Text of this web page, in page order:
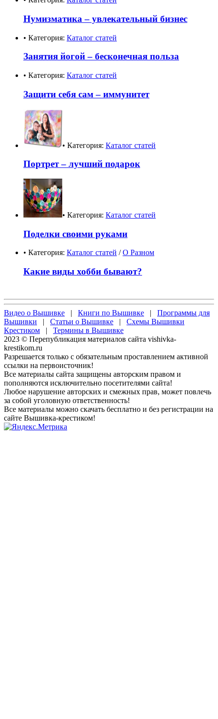
Нумизматика – увлекательный бизнес
• Категория: Каталог статей
Занятия йогой – бесконечная польза
• Категория: Каталог статей
Защити себя сам – иммунитет
• Категория: Каталог статей
Портрет – лучший подарок
• Категория: Каталог статей
Поделки своими руками
• Категория: Каталог статей /О Разном
Какие виды хобби бывают?
Видео о Вышивке | Книги по Вышивке | Программы для
Вышивки | Статьи о Вышивке | Схемы Вышивки
Крестиком | Термины в Вышивке
2023 © Перепубликация материалов сайта vishivka-
krestikom.ru
Разрешается только с обязательным проставлением активной
ссылки на первоисточник!
Все материалы сайта защищены авторским правом и
пополняются исключительно посетителями сайта!
Любое нарушение авторских и смежных прав, может повлечь
за собой уголовную ответственность!
Все материалы можно скачать бесплатно и без регистрации на
сайте Вышивка-крестиком!